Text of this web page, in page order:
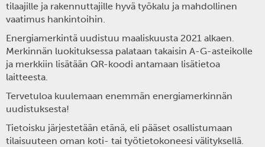
tilaajille ja rakennuttajille hyvä työkalu ja mahdollinen
vaatimus hankintoihin.
Energiamerkintä uudistuu maaliskuusta 2021 alkaen.
Merkinnän luokituksessa palataan takaisin A-G-asteikolle
ja merkkiin lisätään QR-koodi antamaan lisätietoa
laitteesta.
Tervetuloa kuulemaan enemmän energiamerkinnän
uudistuksesta!
Tietoisku järjestetään etänä, eli pääset osallistumaan
tilaisuuteen oman koti- tai työtietokoneesi välityksellä.